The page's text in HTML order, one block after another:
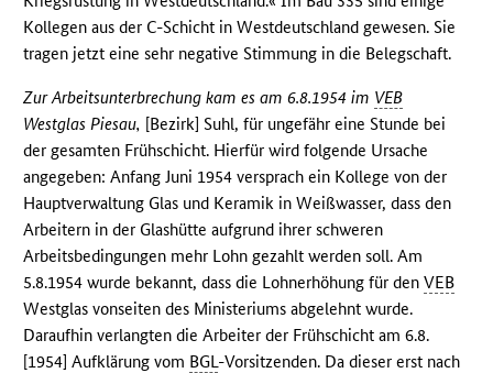
Kollegen aus der C-Schicht in Westdeutschland gewesen. Sie
tragen jetzt eine sehr negative Stimmung in die Belegschaft.
Zur Arbeitsunterbrechung kam es am 6.8.1954 im VEB
Westglas Piesau, [Bezirk] Suhl, für ungefähr eine Stunde bei
der gesamten Frühschicht. Hierfür wird folgende Ursache
angegeben: Anfang Juni 1954 versprach ein Kollege von der
Hauptverwaltung Glas und Keramik in Weißwasser, dass den
Arbeitern in der Glashütte aufgrund ihrer schweren
Arbeitsbedingungen mehr Lohn gezahlt werden soll. Am
5.8.1954 wurde bekannt, dass die Lohnerhöhung für denVEB
Westglas vonseiten des Ministeriums abgelehnt wurde.
Daraufhin verlangten die Arbeiter der Frühschicht am 6.8.
[1954] Aufklärung vom BGL -Vorsitzenden. Da dieser erst nach